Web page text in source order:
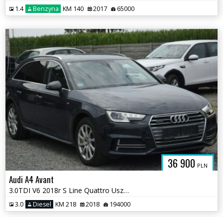
1.4 Benzyna KM 140 2017 65000
36 900 PLN
Audi A4 Avant
3.0TDI V6 2018r S Line Quattro Uszkodzony Silnik Serwis
3.0 Diesel KM 218 2018 194000